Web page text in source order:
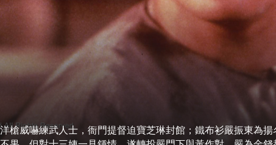
槍威嚇練武人士，衙門提督迫寶芝琳封館；鐵布衫嚴振東為